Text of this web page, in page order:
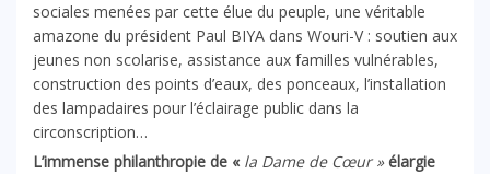
sociales menées par cette élue du peuple, une véritable
amazone du président Paul BIYA dans Wouri-V : soutien aux
jeunes non scolarise, assistance aux familles vulnérables,
construction des points d’eaux, des ponceaux, l’installation
des lampadaires pour l’éclairage public dans la
circonscription…
L’immense philanthropie de « la Dame de Cœur »élargie